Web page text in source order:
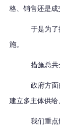
格、销售还是成
于是为
施。
措施总共
政府方
建立多主体供给
我们重点